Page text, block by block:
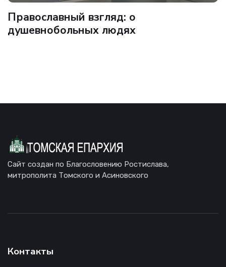
Православный взгляд: о
душевнобольных людях
Сайт создан по Благословению Ростислава,
митрополита Томского и Асиновского
Контакты